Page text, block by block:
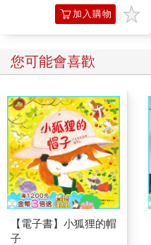
板 替換筆 板擦
加入購物
您可能會喜歡
【電子書】小狐狸的帽
子